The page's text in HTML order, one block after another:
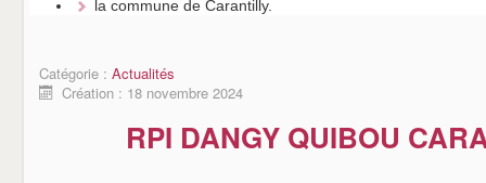
la commune de Carantilly.
Catégorie : Actualités
Création : 18 novembre 2024
RPI DANGY QUIBOU